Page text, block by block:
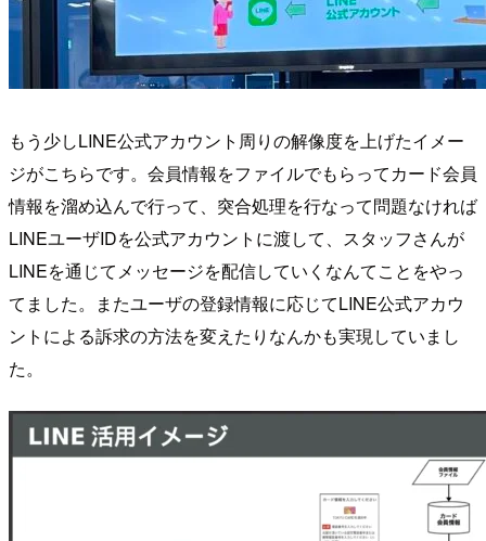
もう少しLINE公式アカウント周りの解像度を上げたイメー
ジがこちらです。会員情報をファイルでもらってカード会員
情報を溜め込んで行って、突合処理を行なって問題なければ
LINEユーザIDを公式アカウントに渡して、スタッフさんが
LINEを通じてメッセージを配信していくなんてことをやっ
てました。またユーザの登録情報に応じてLINE公式アカウ
ントによる訴求の方法を変えたりなんかも実現していまし
た。